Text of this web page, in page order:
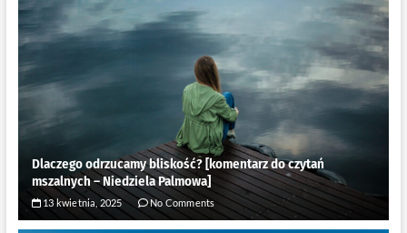
Dlaczego odrzucamy bliskość? [komentarz do czytań
mszalnych – Niedziela Palmowa]
13 kwietnia, 2025 No Comments